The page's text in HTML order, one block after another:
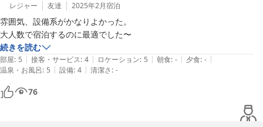
2023-08-15
レジャー 友達 2025年2月宿泊
雰囲気、設備系がかなりよかった。
大人数で宿泊するのに最適でした〜
続きを読む
部屋: 5 | 接客・サービス: 4 | ロケーション: 5 | 朝食: - | 夕食: - |
温泉・お風呂: 5 | 設備: 4 | 清潔さ: -
76